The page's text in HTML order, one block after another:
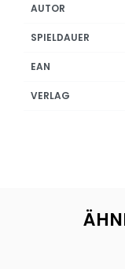
AUTOR
SPIELDAUER
EAN
VERLAG